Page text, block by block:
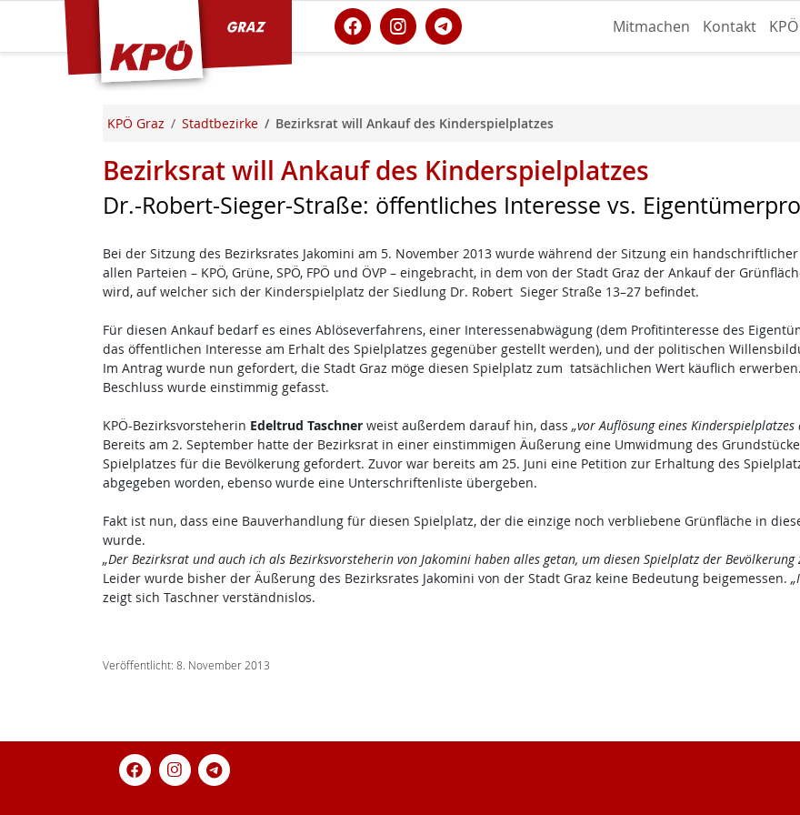
Mitmachen Kontakt
KPÖ Graz Stadtbezirke Bezirksrat will Ankauf des Kinderspielplatzes
Bezirksrat will Ankauf des Kinderspielplatzes
Dr.-Robert-Sieger-Straße: öffentliches Interesse vs.
Bei der Sitzung des Bezirksrates Jakomini am 5. November 2013 wurde während der Sitzung ein
allen Parteien – KPÖ, Grüne, SPÖ, FPÖ und ÖVP – eingebracht, in dem von der Stadt Graz der Ankauf der
wird, auf welcher sich der Kinderspielplatz der Siedlung Dr. Robert Sieger Straße 13–27 befindet.
Für diesen Ankauf bedarf es eines Ablöseverfahrens, einer Interessenabwägung (dem Profitinteresse des
das öffentlichen Interesse am Erhalt des Spielplatzes gegenüber gestellt werden), und der politischen
Im Antrag wurde nun gefordert, die Stadt Graz möge diesen Spielplatz zum tatsächlichen Wert käuflich
Beschluss wurde einstimmig gefasst.
KPÖ-Bezirksvorsteherin Edeltrud Taschnerweist außerdem darauf hin, dass „vor Auflösung eines
Bereits am 2. September hatte der Bezirksrat in einer einstimmigen Äußerung eine Umwidmung des
Spielplatzes für die Bevölkerung gefordert. Zuvor war bereits am 25. Juni eine Petition zur Erhaltung des
abgegeben worden, ebenso wurde eine Unterschriftenliste übergeben.
Fakt ist nun, dass eine Bauverhandlung für diesen Spielplatz, der die einzige noch verbliebene Grünfläche in
wurde.
„Der Bezirksrat und auch ich als Bezirksvorsteherin von Jakomini haben alles getan, um diesen Spielplatz der Bevölkerung
Leider wurde bisher der Äußerung des Bezirksrates Jakomini von der Stadt Graz keine Bedeutung beigemessen.
zeigt sich Taschner verständnislos.
Veröffentlicht: 8. November 2013